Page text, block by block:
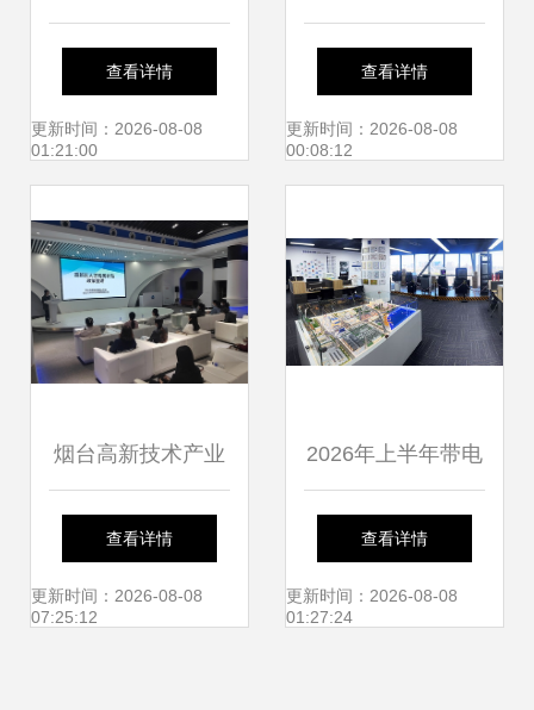
十七届全国发明展
览会暨“一带一
发展大赛在石家庄
开幕
查看详情
更新时间：2026-08-08
01:21:00
同的深度观察
查看详情
更新时间：2026-08-08
00:08:12
烟台高新技术产业
开发区
查看详情
更新时间：2026-08-08
07:25:12
2026年上半年带电
清洗厂家口碑推荐
榜 技术创新与服务
查看详情
更新时间：2026-08-08
01:27:24